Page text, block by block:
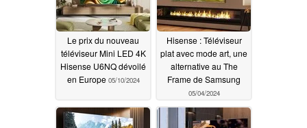
Le prix du nouveau
téléviseur Mini LED 4K
Hisense U6NQ dévoilé
en Europe 05/10/2024
Hisense : Téléviseur
plat avec mode art, une
alternative au The
Frame de Samsung
05/04/2024